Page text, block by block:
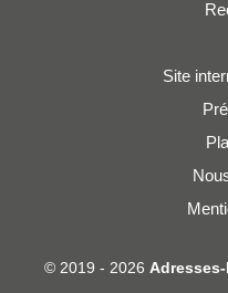
Site
© 2019 - 2026